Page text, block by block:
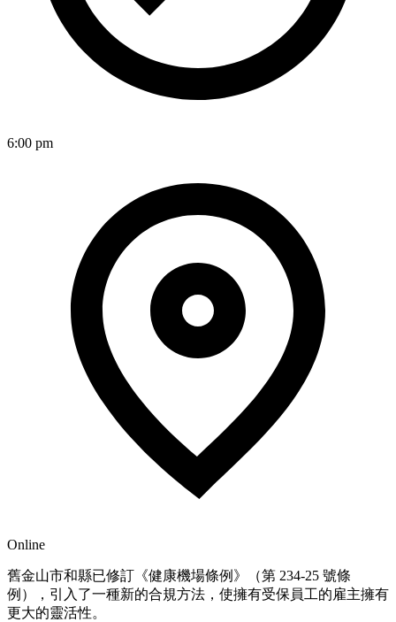
6:00 pm
Online
舊金山市和縣已修訂《健康機場條例》（第 234-25 號條
例），引入了一種新的合規方法，使擁有受保員工的雇主擁有
更大的靈活性。